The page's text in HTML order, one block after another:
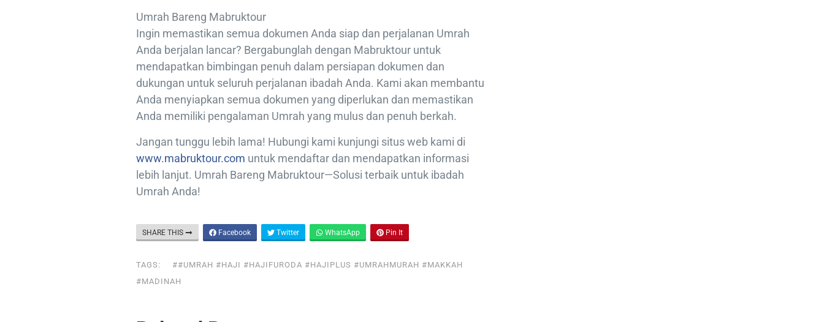
Umrah Bareng Mabruktour
Ingin memastikan semua dokumen Anda siap dan perjalanan Umrah
Anda berjalan lancar? Bergabunglah dengan Mabruktour untuk
mendapatkan bimbingan penuh dalam persiapan dokumen dan
dukungan untuk seluruh perjalanan ibadah Anda. Kami akan membantu
Anda menyiapkan semua dokumen yang diperlukan dan memastikan
Anda memiliki pengalaman Umrah yang mulus dan penuh berkah.
Jangan tunggu lebih lama! Hubungi kami kunjungi situs web kami di
www.mabruktour.com untuk mendaftar dan mendapatkan informasi
lebih lanjut. Umrah Bareng Mabruktour—Solusi terbaik untuk ibadah
Umrah Anda!
SHARE THIS Facebook Twitter WhatsApp Pin It
TAGS:
##UMRAH #HAJI #HAJIFURODA #HAJIPLUS #UMRAHMURAH #MAKKAH
#MADINAH